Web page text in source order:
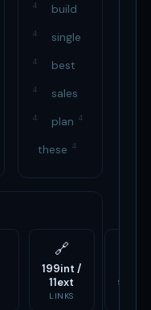
4 build
4 single
4 best
4 sales
4 plan 4
these 4
🔗
199int /
11ext
LINKS
SCRIPTS